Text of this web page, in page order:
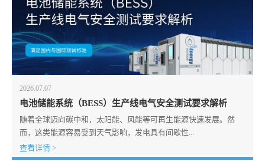
2026.07.07
电池储能系统（BESS）生产线电气安全测试要求解析
随着全球迈向碳中和，太阳能、风能等可再生能源快速发展。然
而，这类能源容易受到天气影响，发电具有间歇性...
查看详情 >